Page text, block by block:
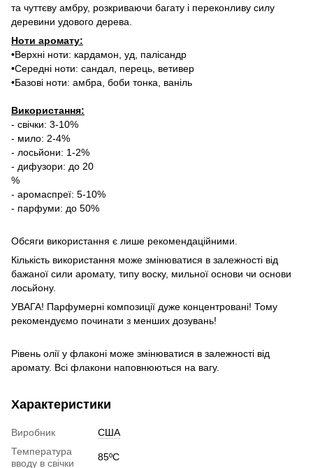
та чуттєву амбру, розкриваючи багату і переконливу силу
деревини удового дерева.
Ноти аромату:
•Верхні ноти: кардамон, уд, палісандр
•Середні ноти: сандал, перець, ветивер
•Базові ноти: амбра, боби тонка, ваніль
Використання:
- свічки: 3-10%
- мило: 2-4%
- лосьйони: 1-2%
- дифузори: до 20
%
- аромаспреї: 5-10%
- парфуми: до 50%
Обсяги використання є лише рекомендаційними.
Кількість використання може змінюватися в залежності від
бажаної сили аромату, типу воску, мильної основи чи основи
лосьйону.
УВАГА! Парфумерні композиції дуже концентровані! Тому
рекомендуємо починати з менших дозувань!
Рівень олії у флаконі може змінюватися в залежності від
аромату. Всі флакони наповнюються на вагу.
Характеристики
Виробник
США
Температура
вводу в свічки
85ºC